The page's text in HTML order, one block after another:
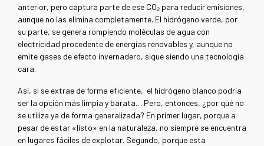
anterior, pero captura parte de ese CO₂ para reducir emisiones,
aunque no las elimina completamente. El hidrógeno verde, por
su parte, se genera rompiendo moléculas de agua con
electricidad procedente de energías renovables y, aunque no
emite gases de efecto invernadero, sigue siendo una tecnología
cara.
Así, si se extrae de forma eficiente, el hidrógeno blanco podría
ser la opción más limpia y barata… Pero, entonces, ¿por qué no
se utiliza ya de forma generalizada? En primer lugar, porque a
pesar de estar «listo» en la naturaleza, no siempre se encuentra
en lugares fáciles de explotar. Segundo, porque esta